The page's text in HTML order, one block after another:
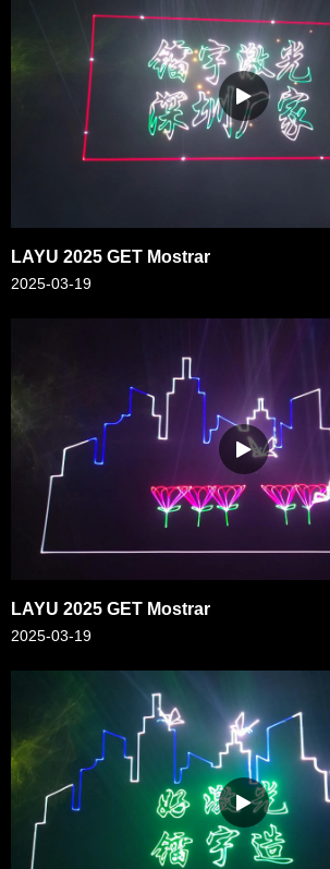
LAYU 2025 GET Mostrar
2025-03-19
LAYU 2025 GET Mostrar
2025-03-19